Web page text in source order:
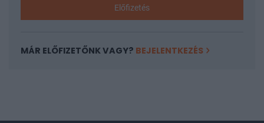
Előfizetés
MÁR ELŐFIZETŐNK VAGY? BEJELENTKEZÉS